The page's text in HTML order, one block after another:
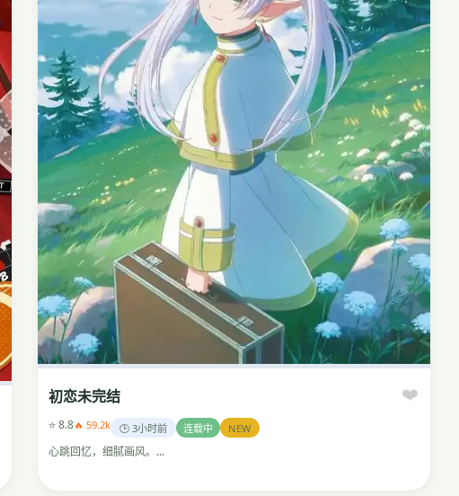
初恋未完结 ❤️
⭐ 8.8🔥 59.2k 🕒 3小时前 连载中 NEW
心跳回忆，细腻画风。...